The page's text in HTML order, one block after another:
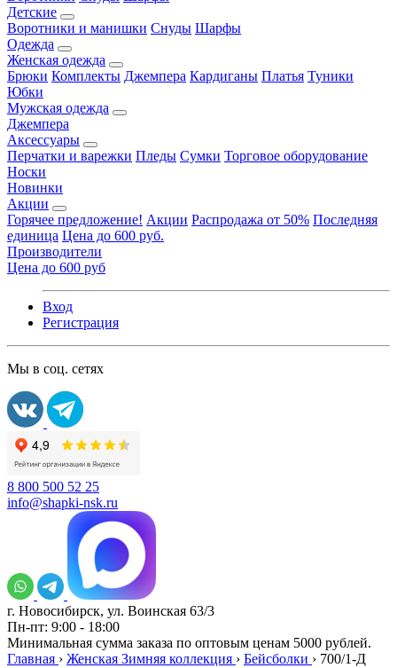
Детские
Воротники и манишки Снуды Шарфы
Одежда
Женская одежда
Брюки Комплекты Джемпера Кардиганы Платья Туники
Юбки
Мужская одежда
Джемпера
Аксессуары
Перчатки и варежки Пледы Сумки Торговое оборудование
Носки
Новинки
Акции
Горячее предложение! Акции Распродажа от 50% Последняя
единица Цена до 600 руб.
Производители
Цена до 600 руб
Вход
Регистрация
Мы в соц. сетях
8 800 500 52 25
info@shapki-nsk.ru
г. Новосибирск, ул. Воинская 63/3
Пн-пт: 9:00 - 18:00
Минимальная сумма заказа по оптовым ценам 5000 рублей.
Главная › Женская Зимняя коллекция › Бейсболки › 700/1-Д